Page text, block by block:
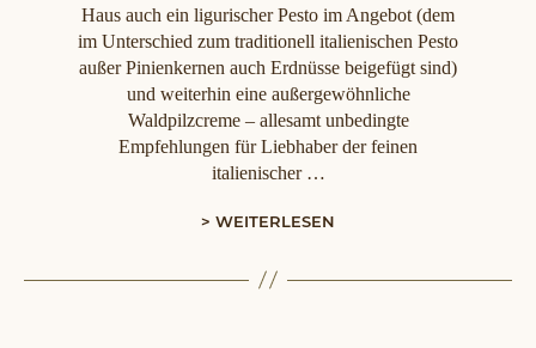
Haus auch ein ligurischer Pesto im Angebot (dem
im Unterschied zum traditionell italienischen Pesto
außer Pinienkernen auch Erdnüsse beigefügt sind)
und weiterhin eine außergewöhnliche
Waldpilzcreme – allesamt unbedingte
Empfehlungen für Liebhaber der feinen
italienischer …
> WEITERLESEN